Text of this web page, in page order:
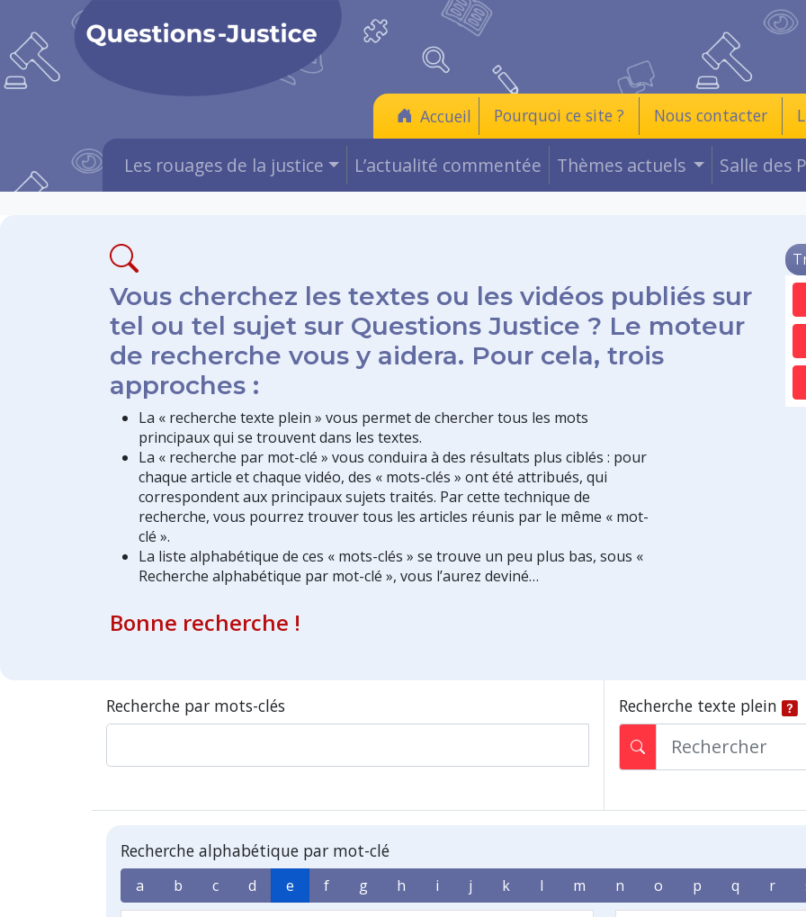
Accueil Pourquoi ce site ? Nous contacter
Les rouages de la justice L’actualité commentée Thèmes actuels Salle des
Vous cherchez les textes ou les vidéos publiés sur
tel ou tel sujet sur Questions Justice ? Le moteur
de recherche vous y aidera. Pour cela, trois
approches :
La « recherche texte plein » vous permet de chercher tous les mots
principaux qui se trouvent dans les textes.
La « recherche par mot-clé » vous conduira à des résultats plus ciblés : pour
chaque article et chaque vidéo, des « mots-clés » ont été attribués, qui
correspondent aux principaux sujets traités. Par cette technique de
recherche, vous pourrez trouver tous les articles réunis par le même « mot-
clé ».
La liste alphabétique de ces « mots-clés » se trouve un peu plus bas, sous «
Recherche alphabétique par mot-clé », vous l’aurez deviné…
Bonne recherche !
Recherche par mots-clés Recherche texte plein
Recherche alphabétique par mot-clé
a b c d e f g h i j k l m n o p q r